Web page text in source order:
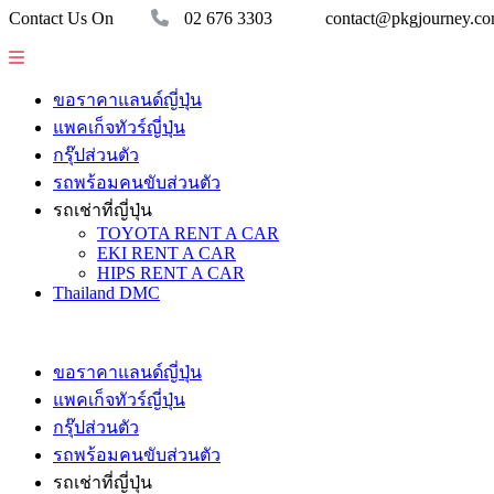
Contact Us On 02 676 3303
ขอราคาแลนด์ญี่ปุ่น
แพคเก็จทัวร์ญี่ปุ่น
กรุ๊ปส่วนตัว
รถพร้อมคนขับส่วนตัว
รถเช่าที่ญี่ปุ่น
TOYOTA RENT A CAR
EKI RENT A CAR
HIPS RENT A CAR
Thailand DMC
ขอราคาแลนด์ญี่ปุ่น
แพคเก็จทัวร์ญี่ปุ่น
กรุ๊ปส่วนตัว
รถพร้อมคนขับส่วนตัว
รถเช่าที่ญี่ปุ่น